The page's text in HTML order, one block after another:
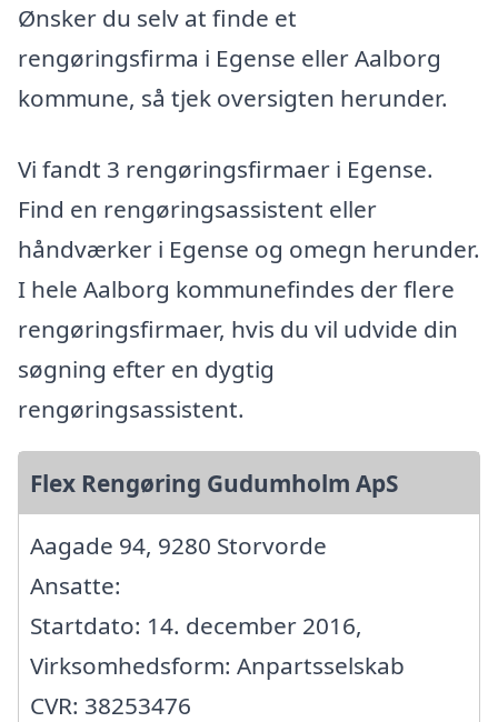
Ønsker du selv at finde et
rengøringsfirma i Egense eller Aalborg
kommune, så tjek oversigten herunder.
Vi fandt 3 rengøringsfirmaer i Egense.
Find en rengøringsassistent eller
håndværker i Egense og omegn herunder.
I hele Aalborg kommunefindes der flere
rengøringsfirmaer, hvis du vil udvide din
søgning efter en dygtig
rengøringsassistent.
Flex Rengøring Gudumholm ApS
Aagade 94, 9280 Storvorde
Ansatte:
Startdato: 14. december 2016,
Virksomhedsform: Anpartsselskab
CVR: 38253476